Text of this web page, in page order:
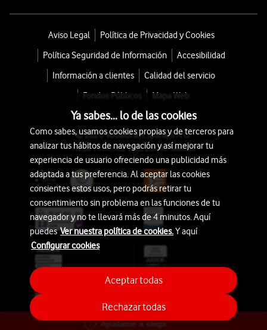
Ayúdame a elegir
Aviso Legal
Política de Privacidad y Cookies
Política Seguridad de Información
Accesibilidad
Información a clientes
Calidad del servicio
Fondos Públicos
Mapa Web
© 2026 Vodafone España S.A.U.
Avda. América 115, 28042 Madrid
Ya sabes... lo de las cookies
Como sabes, usamos cookies propias y de terceros para
analizar tus hábitos de navegación y así mejorar tu
experiencia de usuario ofreciendo una publicidad más
adaptada a tus preferencia. Al aceptar las cookies
consientes estos usos, pero podrás retirar tu
consentimiento sin problema en las funciones de tu
navegador y no te llevará más de 4 minutos. Aquí
puedesVer nuestra política de cookies.Y aquí
Configurar cookies
Rechazar todas
Aceptar todas